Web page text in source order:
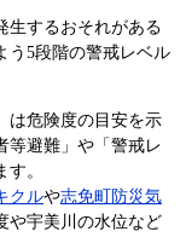
生するおそれがある
う5段階の警戒レベル
は危険度の目安を示
等避難」や「警戒レ
。
クルや志免町防災気
や宇美川の水位など